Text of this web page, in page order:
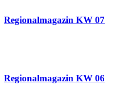
Regionalmagazin KW 07
Regionalmagazin KW 06